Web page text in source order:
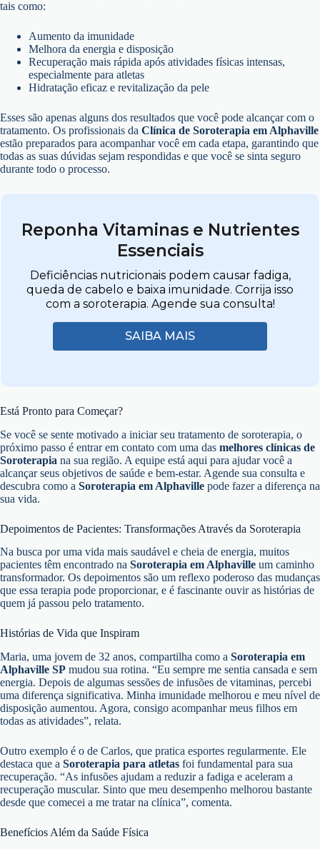
tais como:
Aumento da imunidade
Melhora da energia e disposição
Recuperação mais rápida após atividades físicas intensas,
especialmente para atletas
Hidratação eficaz e revitalização da pele
Esses são apenas alguns dos resultados que você pode alcançar com o
tratamento. Os profissionais da Clínica de Soroterapia em Alphaville
estão preparados para acompanhar você em cada etapa, garantindo que
todas as suas dúvidas sejam respondidas e que você se sinta seguro
durante todo o processo.
Reponha Vitaminas e Nutrientes
Essenciais
Deficiências nutricionais podem causar fadiga,
queda de cabelo e baixa imunidade. Corrija isso
com a soroterapia. Agende sua consulta!
SAIBA MAIS
Está Pronto para Começar?
Se você se sente motivado a iniciar seu tratamento de soroterapia, o
próximo passo é entrar em contato com uma das melhores clínicas de
Soroterapia na sua região. A equipe está aqui para ajudar você a
alcançar seus objetivos de saúde e bem-estar. Agende sua consulta e
descubra como a Soroterapia em Alphaville pode fazer a diferença na
sua vida.
Depoimentos de Pacientes: Transformações Através da Soroterapia
Na busca por uma vida mais saudável e cheia de energia, muitos
pacientes têm encontrado na Soroterapia em Alphaville um caminho
transformador. Os depoimentos são um reflexo poderoso das mudanças
que essa terapia pode proporcionar, e é fascinante ouvir as histórias de
quem já passou pelo tratamento.
Histórias de Vida que Inspiram
Maria, uma jovem de 32 anos, compartilha como a Soroterapia em
Alphaville SP mudou sua rotina. “Eu sempre me sentia cansada e sem
energia. Depois de algumas sessões de infusões de vitaminas, percebi
uma diferença significativa. Minha imunidade melhorou e meu nível de
disposição aumentou. Agora, consigo acompanhar meus filhos em
todas as atividades”, relata.
Outro exemplo é o de Carlos, que pratica esportes regularmente. Ele
destaca que a Soroterapia para atletas foi fundamental para sua
recuperação. “As infusões ajudam a reduzir a fadiga e aceleram a
recuperação muscular. Sinto que meu desempenho melhorou bastante
desde que comecei a me tratar na clínica”, comenta.
Benefícios Além da Saúde Física